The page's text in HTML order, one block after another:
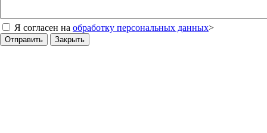
Я согласен на обработку персональных данных>
Отправить Закрыть